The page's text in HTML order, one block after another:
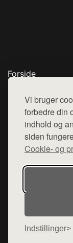
Vi bruger
forbedre din
indhold og
siden
Cookie- og
Indstillinger
Forside
Top Rabatter
Blog
Kontakt
Denne side er en
hjemmesider
diverse
henviser til de
varerne på lager.